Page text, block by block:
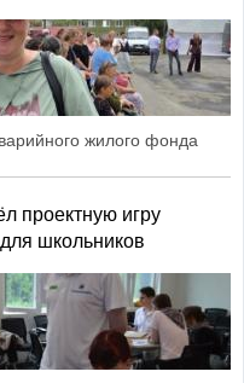
жилого фонда
проектную игру
школьников